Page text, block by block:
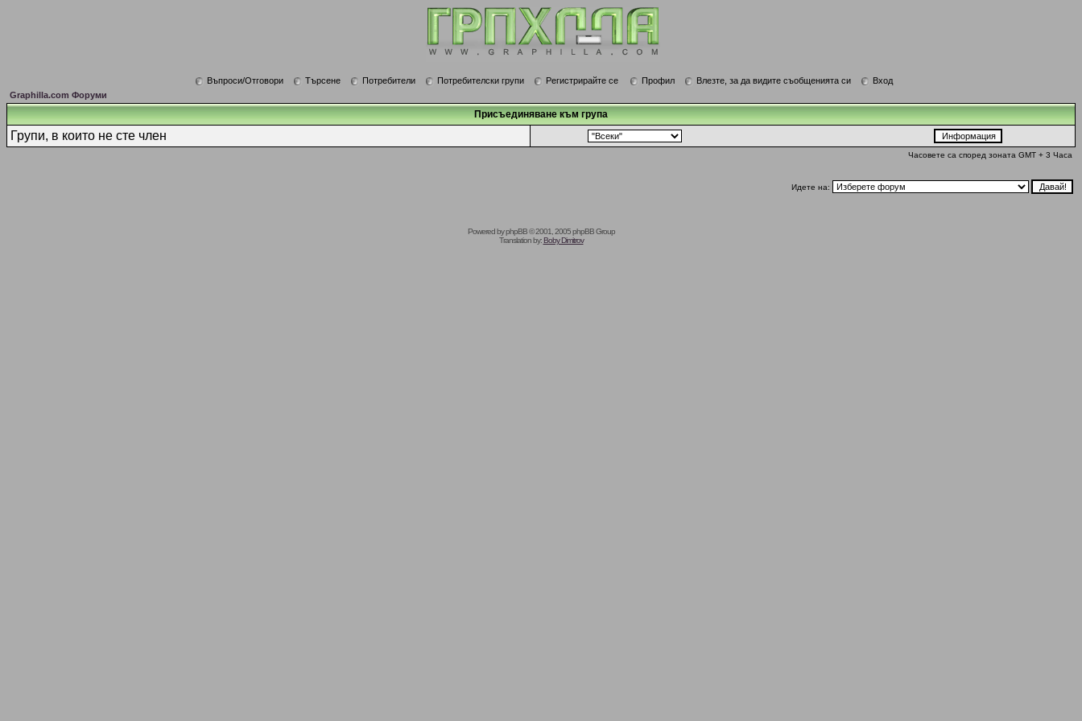
Въпроси/Отговори Търсене Потребители Потребителски групи Регистрирайте се Профил Влезте, за да видите съобщенията си
Вход
Graphilla.com Форуми
Присъединяване към група
Групи, в които не сте член
Часовете са според зоната GMT + 3 Часа
Идете на:
Powered byphpBB© 2001, 2005 phpBB Group
Translation by:Boby Dimitrov